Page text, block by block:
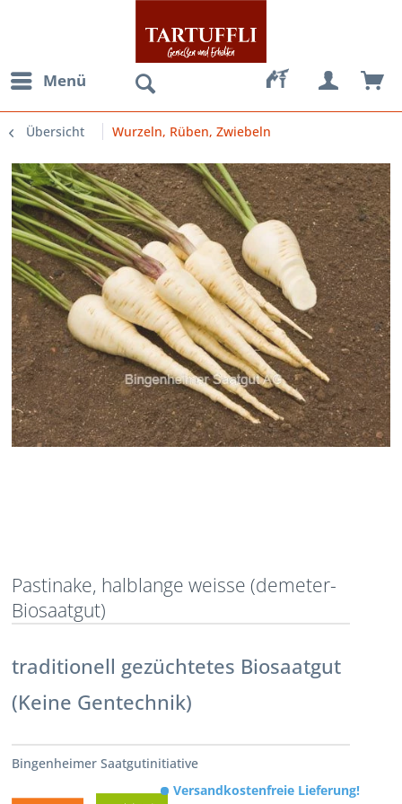
Menü
Übersicht Wurzeln, Rüben, Zwiebeln
Pastinake, halblange weisse (demeter-
Biosaatgut)
traditionell gezüchtetes Biosaatgut
(Keine Gentechnik)
Bingenheimer Saatgutinitiative
Versandkostenfreie Lieferung!